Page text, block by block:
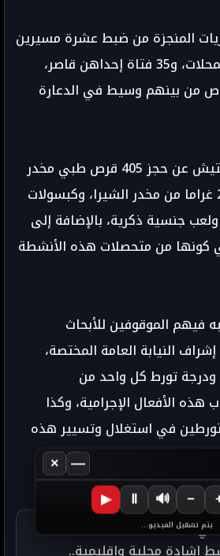
المنجزة من ضبط عشرة مسيرين
يشتغلون في هذه المحلات، و35 فتاة إحداهن قاصر،
من بينهم وسيط في الدعارة
وأسفرت إجراءات التفتيش عن حجز 405 قرص طبي مخدر
من نوع ريفوتريل، و25 غراما من مخدر الشيرا، وكبسولات
جنسية ذكرية، بالإضافة إلى
كونها من متحصلات هذه الأنشطة
فيهم الموقوفين للأبحاث
النيابة العامة المختصة،
تورط كل واحد من
الأفعال الإجرامية، وكذا
في استغلال وتسيير هذه
إشادة محلية وإقليمية..
—
×
▶ Ⅱ 🔊 −
يتم تشغيل الفيديو...